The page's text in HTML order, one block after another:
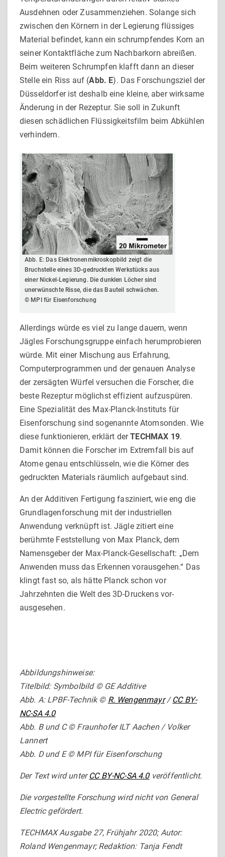
Ausdehnen oder Zusammenziehen. Solange sich
zwischen den Körnern in der Legierung flüssiges
Material befindet, kann ein schrumpfen­des Korn an
seiner Kontaktfläche zum Nachbarkorn abreißen.
Beim weiteren Schrumpfen klafft dann an dieser
Stelle ein Riss auf (Abb. E). Das Forschungsziel der
Düsseldorfer ist deshalb eine kleine, aber wirksame
Änderung in der Rezeptur. Sie soll in Zukunft
diesen schädlichen Flüssigkeitsfilm beim Abkühlen
verhindern.
Abb. E: Das Elektronenmikroskopbild zeigt die
Bruchstelle eines 3D-gedruckten Werk­stücks aus
einer Nickel-Legierung. Die dunklen Löcher sind
unerwünschte Risse, die das Bauteil schwächen.
© MPI für Eisenforschung
Allerdings würde es viel zu lange dauern, wenn
Jägles For­schungsgruppe einfach herumprobieren
würde. Mit einer Mi­schung aus Erfahrung,
Computerprogrammen und der genauen Analyse
der zersägten Würfel versuchen die Forscher, die
bes­te Rezeptur möglichst effizient aufzuspüren.
Eine Spezialität des Max-Planck-Instituts für
Eisenforschung sind sogenannte Atom­sonden. Wie
diese funktionieren, erklärt derTECHMAX 19.
Damit können die Forscher im Extremfall bis auf
Atome genau entschlüsseln, wie die Körner des
gedruckten Materials räum­lich aufgebaut sind.
An der Additiven Fertigung fasziniert, wie eng die
Grund­lagenforschung mit der industriellen
Anwendung verknüpft ist. Jägle zitiert eine
berühmte Feststellung von Max Planck, dem
Namensgeber der Max-Planck-Gesellschaft: „Dem
Anwenden muss das Erkennen vorausgehen.“ Das
klingt fast so, als hätte Planck schon vor
Jahrzehnten die Welt des 3D-Druckens vor­
ausgesehen.
Abbildungshinweise:
Titelbild: Symbolbild © GE Additive
Abb. A: LPBF-Technik © R. Wengenmayr/ CC BY-
NC-SA 4.0
Abb. B und C © Fraunhofer ILT Aachen / Volker
Lannert
Abb. D und E © MPI für Eisenforschung
Der Text wird unterCC BY-NC-SA 4.0veröffentlicht.
Die vorgestellte Forschung wird nicht von General
Electric gefördert.
TECHMAX Ausgabe 27, Frühjahr 2020; Autor:
Roland Wengenmayr; Redaktion: Tanja Fendt